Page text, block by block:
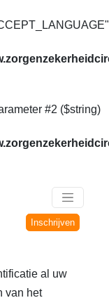
#2 ($string)
Inschrijven
al uw
van het